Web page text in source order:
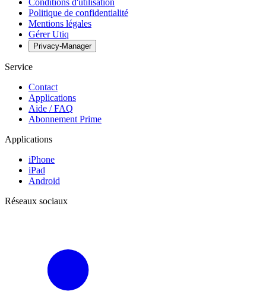
Politique de confidentialité
Mentions légales
Gérer Utiq
Privacy-Manager
Service
Contact
Applications
Aide / FAQ
Abonnement Prime
Applications
iPhone
iPad
Android
Réseaux sociaux